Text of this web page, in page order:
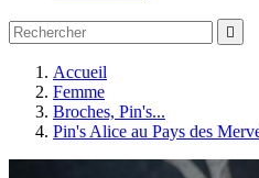

Accueil
Femme
Broches, Pin's...
Pin's Alice au Pays des